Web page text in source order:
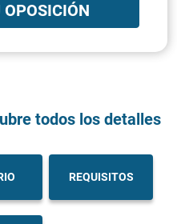
todos los detalles
REQUISITOS